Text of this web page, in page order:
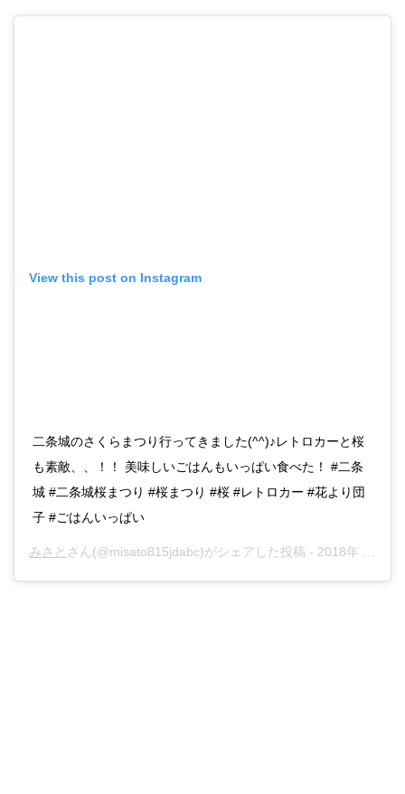
View this post on Instagram
二条城のさくらまつり行ってきました(^^)♪レトロカーと桜
も素敵、、！！ 美味しいごはんもいっぱい食べた！ #二条
城 #二条城桜まつり #桜まつり #桜 #レトロカー #花より団
子 #ごはんいっぱい
みさと さん(@misato815jdabc)がシェアした投稿 - 2018年 3月月31日午後5時24分PDT